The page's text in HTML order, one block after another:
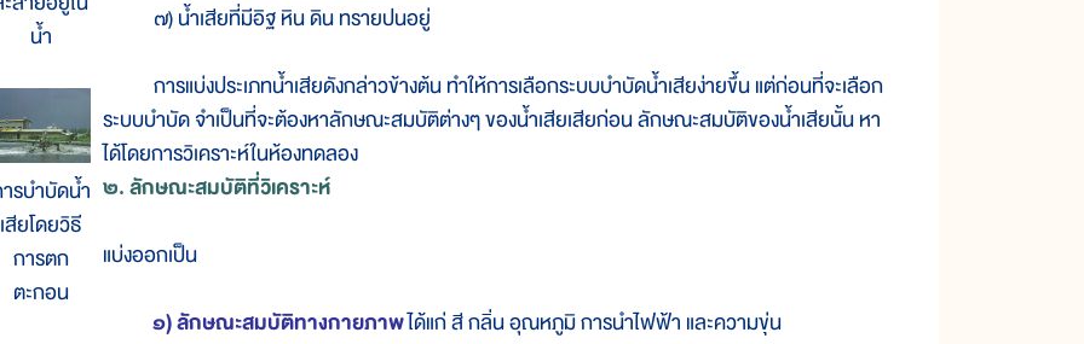
น้ำ
รบำบัดน้ำ
เสียโดยวิธี
การตก
ตะกอน
๗) น้ำเสียที่มีอิฐ หิน ดิน ทรายปนอยู่
การแบ่งประเภทน้ำเสียดังกล่าวข้างต้น ทำให้การเลือกระบบบำบัดน้ำเสียง่ายขึ้น แต่ก่อนที่จะเลือก
ระบบบำบัด จำเป็นที่จะต้องหาลักษณะสมบัติต่างๆ ของน้ำเสียเสียก่อน ลักษณะสมบัติของน้ำเสียนั้น หา
ได้โดยการวิเคราะห์ในห้องทดลอง
๒. ลักษณะสมบัติที่วิเคราะห์
แบ่งออกเป็น
๑) ลักษณะสมบัติทางกายภาพได้แก่ สี กลิ่น อุณหภูมิ การนำไฟฟ้า และความขุ่น